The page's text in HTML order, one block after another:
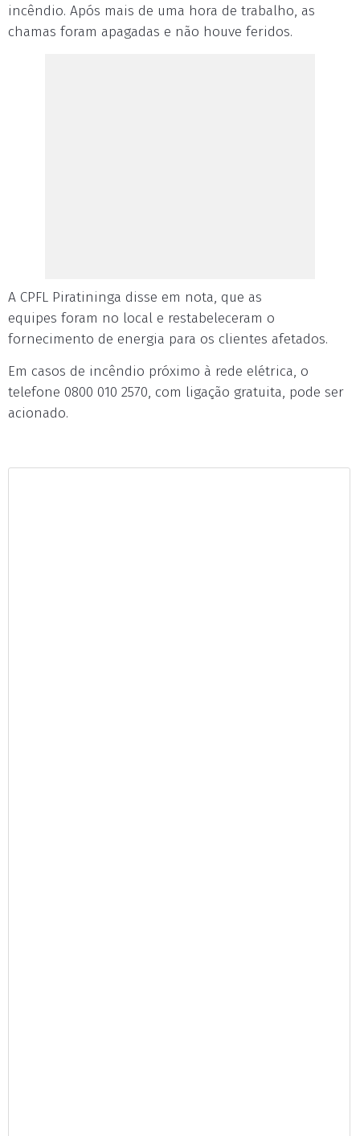
incêndio. Após mais de uma hora de trabalho, as
chamas foram apagadas e não houve feridos.
A CPFL Piratininga disse em nota, que as
equipes foram no local e restabeleceram o
fornecimento de energia para os clientes afetados.
Em casos de incêndio próximo à rede elétrica, o
telefone 0800 010 2570, com ligação gratuita, pode ser
acionado.